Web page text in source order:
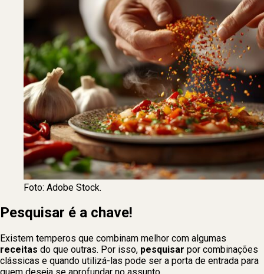
Foto: Adobe Stock.
Pesquisar é a chave!
Existem temperos que combinam melhor com algumas
receitas do que outras. Por isso, pesquisar por combinações
clássicas e quando utilizá-las pode ser a porta de entrada para